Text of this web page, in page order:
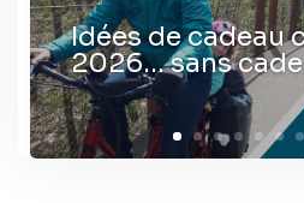
Idées de cadeau
2026… sans